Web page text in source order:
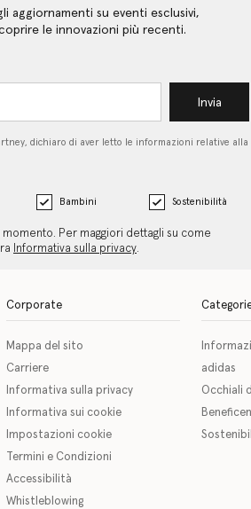
aggiornamenti su eventi esclusivi,
le innovazioni più recenti.
Invia
dichiaro di aver letto le informazioni relative alla
Bambini Sostenibilità
Per maggiori dettagli su come
Informativa sulla privacy.
Corporate
Mappa del sito
Carriere
Informativa sulla privacy
Informativa sui cookie
Impostazioni cookie
Termini e Condizioni
Accessibilità
Whistleblowing
adidas
Occhiali